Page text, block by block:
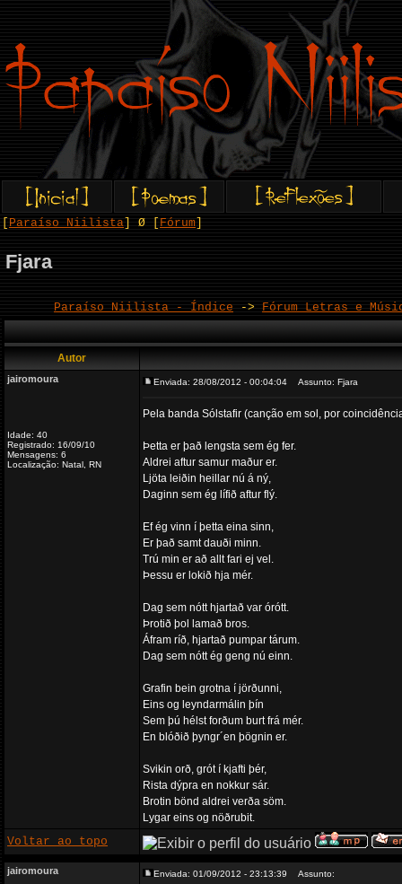
Paraíso Niilista ] Ø [ Fórum
Fjara
Paraíso Niilista - Índice -> Fórum Letras e
Autor
jairomoura
Idade: 40
Registrado: 16/09/10
Mensagens: 6
Localização: Natal, RN
Enviada: 28/08/2012 - 00:04:04 Assunto: Fjara
Pela banda Sólstafir (canção em sol, por
Þetta er það lengsta sem ég fer.
Aldrei aftur samur maður er.
Ljöta leiðin heillar nú á ný,
Daginn sem ég lífið aftur flý.
Ef ég vinn í þetta eina sinn,
Er það samt dauði minn.
Trú min er að allt fari ej vel.
Þessu er lokið hja mér.
Dag sem nótt hjartað var órótt.
Þrotið þol lamað bros.
Áfram ríð, hjartað pumpar tárum.
Dag sem nótt ég geng nú einn.
Grafin bein grotna í jörðunni,
Eins og leyndarmálin þín
Sem þú hélst forðum burt frá mér.
En blóðið þyngr´en þögnin er.
Svikin orð, grót í kjafti þér,
Rista dýpra en nokkur sár.
Brotin bönd aldrei verða söm.
Lygar eins og nöðrubit.
Voltar ao topo
jairomoura Enviada: 01/09/2012 - 23:13:39 Assunto: